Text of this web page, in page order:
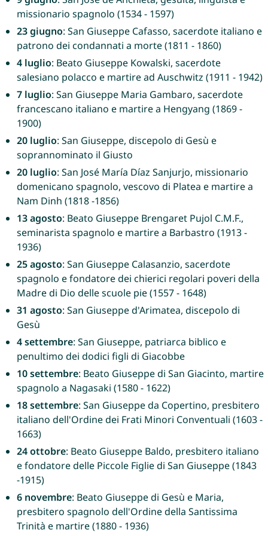
missionario spagnolo (1534 - 1597)
23 giugno: San Giuseppe Cafasso, sacerdote italiano e
patrono dei condannati a morte (1811 - 1860)
4 luglio: Beato Giuseppe Kowalski, sacerdote
salesiano polacco e martire ad Auschwitz (1911 - 1942)
7 luglio: San Giuseppe Maria Gambaro, sacerdote
francescano italiano e martire a Hengyang (1869 -
1900)
20 luglio: San Giuseppe, discepolo di Gesù e
soprannominato il Giusto
20 luglio: San José María Díaz Sanjurjo, missionario
domenicano spagnolo, vescovo di Platea e martire a
Nam Dinh (1818 -1856)
13 agosto: Beato Giuseppe Brengaret Pujol C.M.F.,
seminarista spagnolo e martire a Barbastro (1913 -
1936)
25 agosto: San Giuseppe Calasanzio, sacerdote
spagnolo e fondatore dei chierici regolari poveri della
Madre di Dio delle scuole pie (1557 - 1648)
31 agosto: San Giuseppe d'Arimatea, discepolo di
Gesù
4 settembre: San Giuseppe, patriarca biblico e
penultimo dei dodici figli di Giacobbe
10 settembre: Beato Giuseppe di San Giacinto, martire
spagnolo a Nagasaki (1580 - 1622)
18 settembre: San Giuseppe da Copertino, presbitero
italiano dell'Ordine dei Frati Minori Conventuali (1603 -
1663)
24 ottobre: Beato Giuseppe Baldo, presbitero italiano
e fondatore delle Piccole Figlie di San Giuseppe (1843
-1915)
6 novembre: Beato Giuseppe di Gesù e Maria,
presbitero spagnolo dell'Ordine della Santissima
Trinità e martire (1880 - 1936)